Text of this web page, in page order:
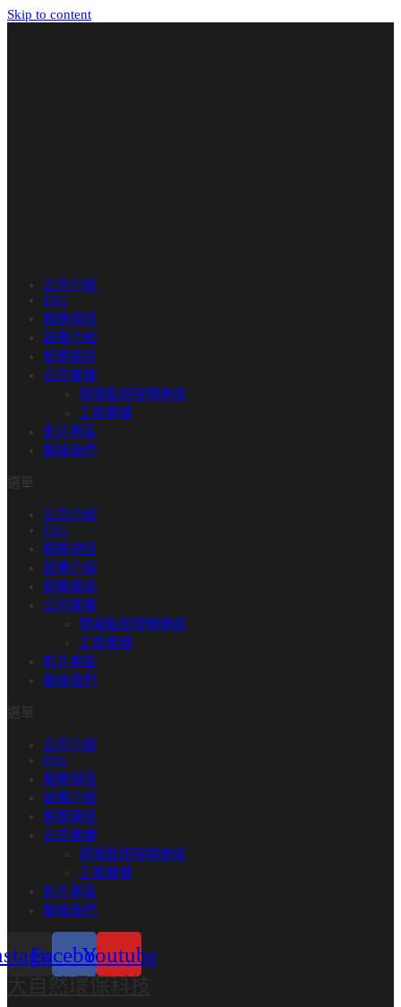
Skip to content
公司介紹
ESG
服務項目
設備介紹
新聞資訊
公司實績
現場監控視頻連結
工程實績​
影片專區
聯絡我們
選單
公司介紹
ESG
服務項目
設備介紹
新聞資訊
公司實績
現場監控視頻連結
工程實績​
影片專區
聯絡我們
選單
公司介紹
ESG
服務項目
設備介紹
新聞資訊
公司實績
現場監控視頻連結
工程實績​
影片專區
聯絡我們
FacebookYoutube